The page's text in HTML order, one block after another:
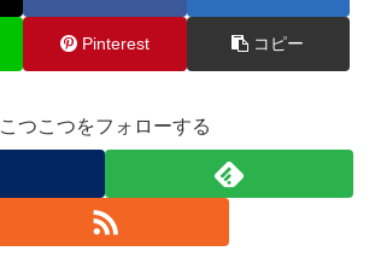
Pinterest コピー
こつこつをフォローする